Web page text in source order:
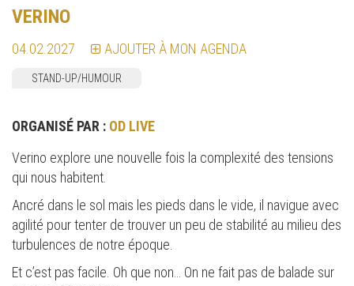
VERINO
04.02.2027 AJOUTER À MON AGENDA
STAND-UP/HUMOUR
ORGANISÉ PAR : OD LIVE
Verino explore une nouvelle fois la complexité des tensions
qui nous habitent.
Ancré dans le sol mais les pieds dans le vide, il navigue avec
agilité pour tenter de trouver un peu de stabilité au milieu des
turbulences de notre époque.
Et c’est pas facile. Oh que non… On ne fait pas de balade sur